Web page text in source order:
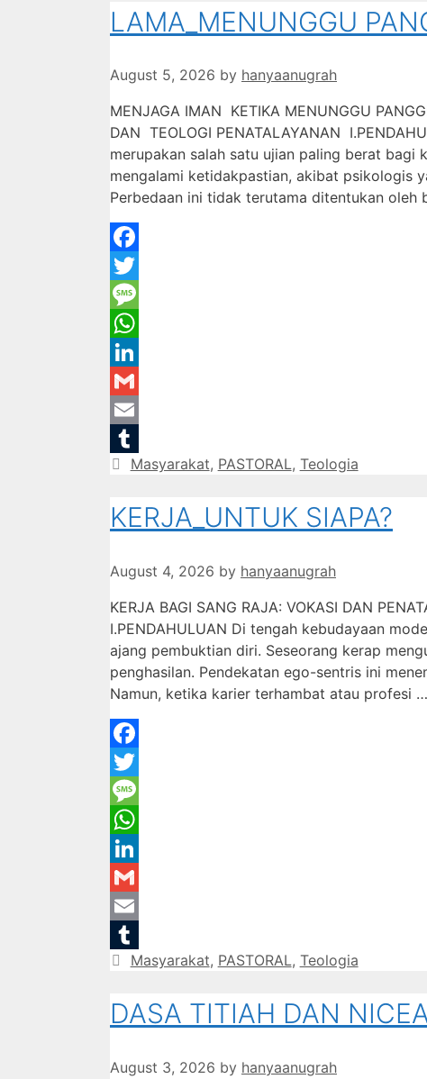
LAMA_MENUNGGU
August 5, 2026 by hanyaanugrah
MENJAGA IMAN KETIKA MENUNGGU
DAN TEOLOGI PENATALAYANAN
merupakan salah satu ujian paling berat bagi
mengalami ketidakpastian, akibat psikologis
Perbedaan ini tidak terutama ditentukan oleh
Facebook
Twitter
Message
WhatsApp
LinkedIn
Gmail
Email
Tumblr
Categories
Masyarakat, PASTORAL, Teologia
KERJA_UNTUK SIAPA?
August 4, 2026 by hanyaanugrah
KERJA BAGI SANG RAJA: VOKASI DAN
I.PENDAHULUAN Di tengah kebudayaan
ajang pembuktian diri. Seseorang kerap
penghasilan. Pendekatan ego-sentris ini
Namun, ketika karier terhambat atau profesi …
Facebook
Twitter
Message
WhatsApp
LinkedIn
Gmail
Email
Tumblr
Categories
Masyarakat, PASTORAL, Teologia
DASA TITIAH DAN
August 3, 2026 by hanyaanugrah